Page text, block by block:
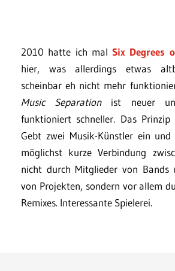
2010 hatte ich mal Six Degrees
hier, was allerdings etwas
scheinbar eh nicht mehr
Music Separationist neuer
funktioniert schneller. Das
Gebt zwei Musik-Künstler ein
möglichst kurze Verbindung
nicht durch Mitglieder von Bands
von Projekten, sondern vor allem
Remixes. Interessante Spielerei.